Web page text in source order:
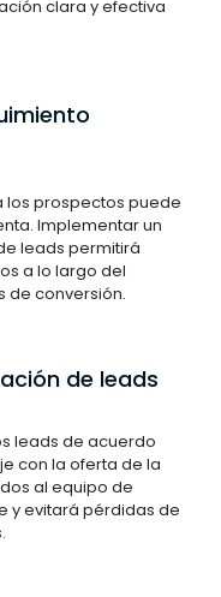
clara y efectiva
los prospectos puede
Implementar un
leads permitirá
a lo largo del
de conversión.
de leads
leads de acuerdo
con la oferta de la
al equipo de
y evitará pérdidas de